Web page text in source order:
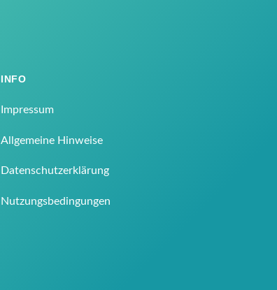
INFO
Impressum
Allgemeine Hinweise
Datenschutzerklärung
Nutzungsbedingungen